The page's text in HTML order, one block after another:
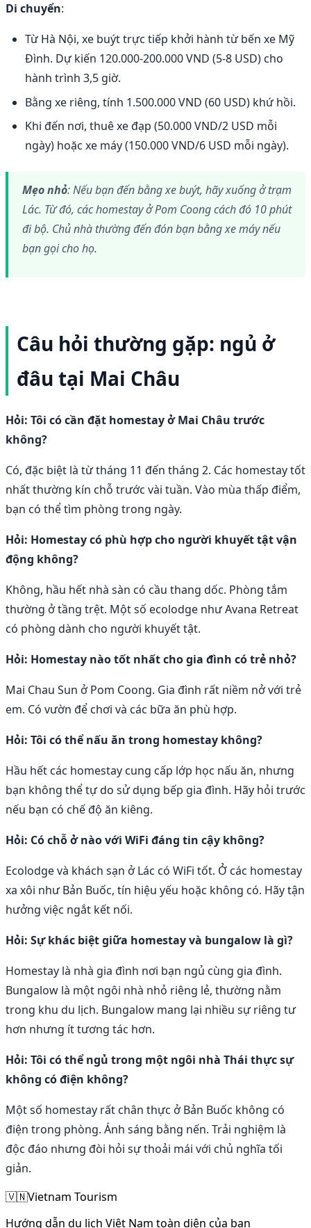
Di chuyển:
Từ Hà Nội, xe buýt trực tiếp khởi hành từ bến xe Mỹ
Đình. Dự kiến 120.000-200.000 VND (5-8 USD) cho
hành trình 3,5 giờ.
Bằng xe riêng, tính 1.500.000 VND (60 USD) khứ hồi.
Khi đến nơi, thuê xe đạp (50.000 VND/2 USD mỗi
ngày) hoặc xe máy (150.000 VND/6 USD mỗi ngày).
Mẹo nhỏ: Nếu bạn đến bằng xe buýt, hãy xuống ở trạm
Lác. Từ đó, các homestay ở Pom Coong cách đó 10 phút
đi bộ. Chủ nhà thường đến đón bạn bằng xe máy nếu
bạn gọi cho họ.
Câu hỏi thường gặp: ngủ ở
đâu tại Mai Châu
Hỏi: Tôi có cần đặt homestay ở Mai Châu trước
không?
Có, đặc biệt là từ tháng 11 đến tháng 2. Các homestay tốt
nhất thường kín chỗ trước vài tuần. Vào mùa thấp điểm,
bạn có thể tìm phòng trong ngày.
Hỏi: Homestay có phù hợp cho người khuyết tật vận
động không?
Không, hầu hết nhà sàn có cầu thang dốc. Phòng tắm
thường ở tầng trệt. Một số ecolodge như Avana Retreat
có phòng dành cho người khuyết tật.
Hỏi: Homestay nào tốt nhất cho gia đình có trẻ nhỏ?
Mai Chau Sun ở Pom Coong. Gia đình rất niềm nở với trẻ
em. Có vườn để chơi và các bữa ăn phù hợp.
Hỏi: Tôi có thể nấu ăn trong homestay không?
Hầu hết các homestay cung cấp lớp học nấu ăn, nhưng
bạn không thể tự do sử dụng bếp gia đình. Hãy hỏi trước
nếu bạn có chế độ ăn kiêng.
Hỏi: Có chỗ ở nào với WiFi đáng tin cậy không?
Ecolodge và khách sạn ở Lác có WiFi tốt. Ở các homestay
xa xôi như Bản Buốc, tín hiệu yếu hoặc không có. Hãy tận
hưởng việc ngắt kết nối.
Hỏi: Sự khác biệt giữa homestay và bungalow là gì?
Homestay là nhà gia đình nơi bạn ngủ cùng gia đình.
Bungalow là một ngôi nhà nhỏ riêng lẻ, thường nằm
trong khu du lịch. Bungalow mang lại nhiều sự riêng tư
hơn nhưng ít tương tác hơn.
Hỏi: Tôi có thể ngủ trong một ngôi nhà Thái thực sự
không có điện không?
Một số homestay rất chân thực ở Bản Buốc không có
điện trong phòng. Ánh sáng bằng nến. Trải nghiệm là
độc đáo nhưng đòi hỏi sự thoải mái với chủ nghĩa tối
giản.
🇻🇳Vietnam Tourism
Hướng dẫn du lịch Việt Nam toàn diện của bạn